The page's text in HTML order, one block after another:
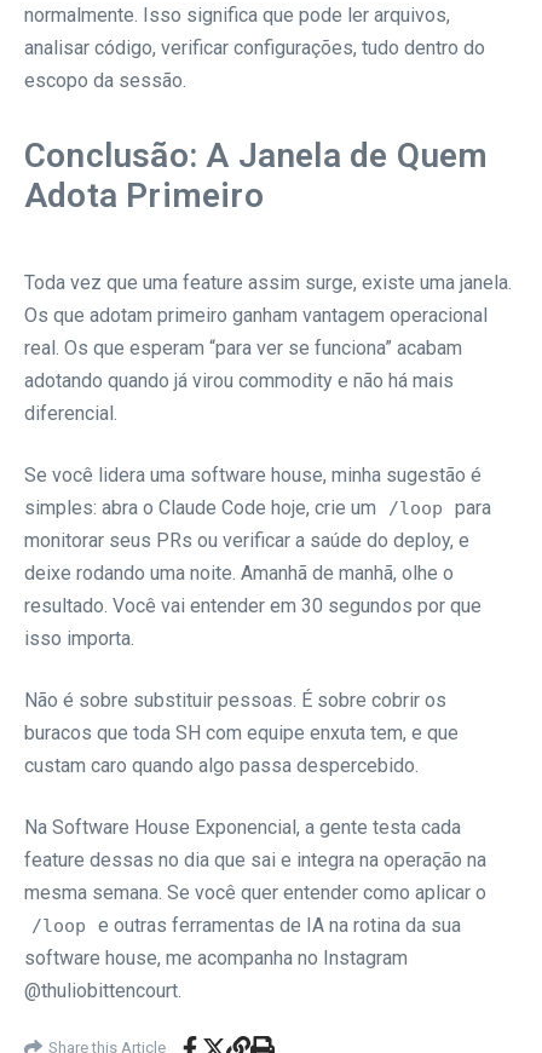
normalmente. Isso significa que pode ler arquivos,
analisar código, verificar configurações, tudo dentro do
escopo da sessão.
Conclusão: A Janela de Quem
Adota Primeiro
Toda vez que uma feature assim surge, existe uma janela.
Os que adotam primeiro ganham vantagem operacional
real. Os que esperam “para ver se funciona” acabam
adotando quando já virou commodity e não há mais
diferencial.
Se você lidera uma software house, minha sugestão é
simples: abra o Claude Code hoje, crie um
/loop
para
monitorar seus PRs ou verificar a saúde do deploy, e
deixe rodando uma noite. Amanhã de manhã, olhe o
resultado. Você vai entender em 30 segundos por que
isso importa.
Não é sobre substituir pessoas. É sobre cobrir os
buracos que toda SH com equipe enxuta tem, e que
custam caro quando algo passa despercebido.
Na Software House Exponencial, a gente testa cada
feature dessas no dia que sai e integra na operação na
mesma semana. Se você quer entender como aplicar o
/loop
e outras ferramentas de IA na rotina da sua
software house, me acompanha no Instagram
@thuliobittencourt.
Share this Article